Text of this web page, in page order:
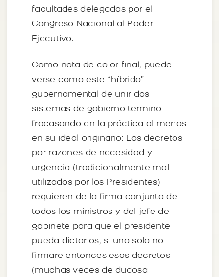
facultades delegadas por el
Congreso Nacional al Poder
Ejecutivo.
Como nota de color final, puede
verse como este “híbrido”
gubernamental de unir dos
sistemas de gobierno termino
fracasando en la práctica al menos
en su ideal originario: Los decretos
por razones de necesidad y
urgencia (tradicionalmente mal
utilizados por los Presidentes)
requieren de la firma conjunta de
todos los ministros y del jefe de
gabinete para que el presidente
pueda dictarlos, si uno solo no
firmare entonces esos decretos
(muchas veces de dudosa